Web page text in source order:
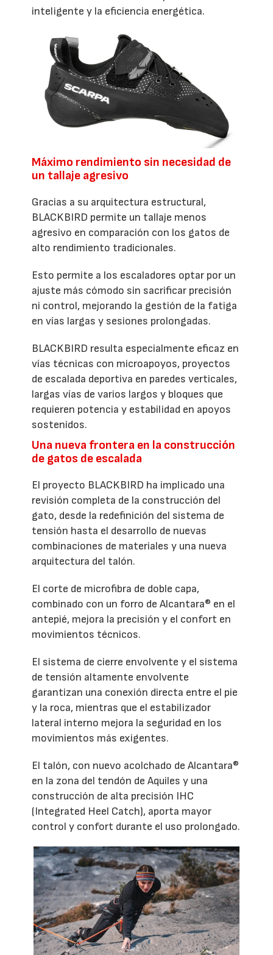
inteligente y la eficiencia energética.
Máximo rendimiento sin necesidad de
un tallaje agresivo
Gracias a su arquitectura estructural,
BLACKBIRD permite un tallaje menos
agresivo en comparación con los gatos de
alto rendimiento tradicionales.
Esto permite a los escaladores optar por un
ajuste más cómodo sin sacrificar precisión
ni control, mejorando la gestión de la fatiga
en vías largas y sesiones prolongadas.
BLACKBIRD resulta especialmente eficaz en
vías técnicas con microapoyos, proyectos
de escalada deportiva en paredes verticales,
largas vías de varios largos y bloques que
requieren potencia y estabilidad en apoyos
sostenidos.
Una nueva frontera en la construcción
de gatos de escalada
El proyecto BLACKBIRD ha implicado una
revisión completa de la construcción del
gato, desde la redefinición del sistema de
tensión hasta el desarrollo de nuevas
combinaciones de materiales y una nueva
arquitectura del talón.
El corte de microfibra de doble capa,
combinado con un forro de Alcantara® en el
antepié, mejora la precisión y el confort en
movimientos técnicos.
El sistema de cierre envolvente y el sistema
de tensión altamente envolvente
garantizan una conexión directa entre el pie
y la roca, mientras que el estabilizador
lateral interno mejora la seguridad en los
movimientos más exigentes.
El talón, con nuevo acolchado de Alcantara®
en la zona del tendón de Aquiles y una
construcción de alta precisión IHC
(Integrated Heel Catch), aporta mayor
control y confort durante el uso prolongado.